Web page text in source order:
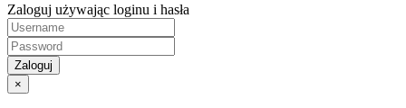
Zaloguj używając loginu i hasła
Zaloguj
×